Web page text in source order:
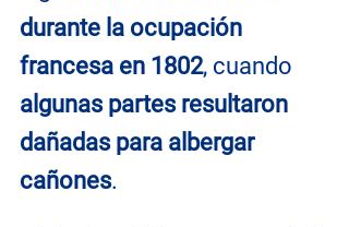
durante la ocupación
francesa en 1802, cuando
algunas partes resultaron
dañadas para albergar
cañones.